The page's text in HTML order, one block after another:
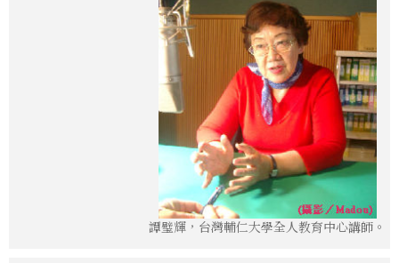
譚璧輝，台灣輔仁大學全人教育中心講師。